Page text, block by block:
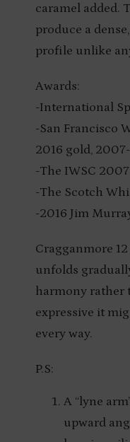
caramel added.
produce a
profile unlike
Awards:
-International
-San Francisco
2016 gold,
-The IWSC
-The Scotch
-2016 Jim
Cragganmore
unfolds
harmony rather
expressive it
every way.
P.S:
A “lyne
upward